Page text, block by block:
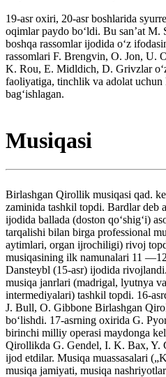
19-asr oxiri, 20-asr boshlarida
oqimlar paydo boʻldi. Bu sanʼat
boshqa rassomlar ijodida oʻz
rassomlari F. Brengvin, O. Jon, U.
K. Rou, E. Midldich, D. Grivzlar
faoliyatiga, tinchlik va adolat uchun
bagʻishlagan.
Musiqasi
Birlashgan Qirollik musiqasi qad.
zaminida tashkil topdi. Bardlar deb
ijodida ballada (doston qoʻshigʻi)
tarqalishi bilan birga professional
aytimlari, organ ijrochiligi) rivoj
musiqasining ilk namunalari 11
Dansteybl (15-asr) ijodida
musiqa janrlari (madrigal, lyutnya
intermediyalari) tashkil topdi. 16-
J. Bull, O. Gibbone Birlashgan
boʻlishdi. 17-asrning oxirida G.
birinchi milliy operasi maydonga
Qirollikda G. Gendel, I. K. Bax, Y.
ijod etdilar. Musiqa muassasalari
musiqa jamiyati, musiqa